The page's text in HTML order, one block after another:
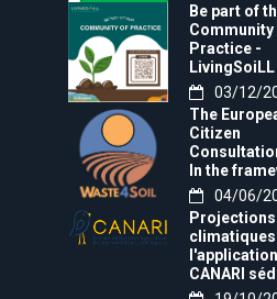
Be part of
Community
Practice -
LivingSoiLL
project
LivingSoiLL
project is
conducting a
create our
Community
Practice
03/12/
The
Citizen
In the
of the
month, we
invite you to
Europe-
citizens'
04/06/
Projections
climatiques
l'application
CANARI
filières